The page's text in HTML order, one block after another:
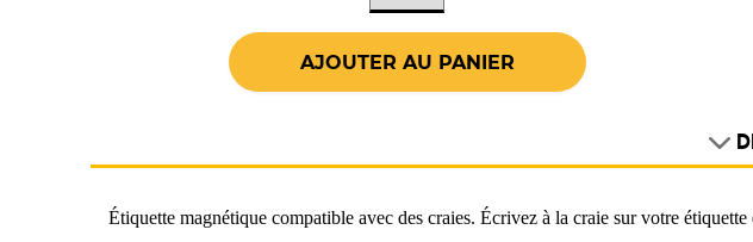
Étiquette magnétique compatible avec des craies. Écrivez à la craie sur votre